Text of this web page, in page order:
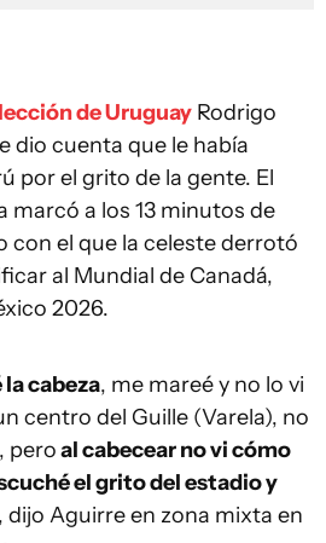
de Uruguay Rodrigo
dio cuenta que le había
por el grito de la gente. El
marcó a los 13 minutos de
con el que la celeste derrotó
al Mundial de Canadá,
2026.
cabeza, me mareé y no lo vi
centro del Guille (Varela), no
peroal cabecear no vi cómo
el grito del estadio y
, dijo Aguirre en zona mixta en